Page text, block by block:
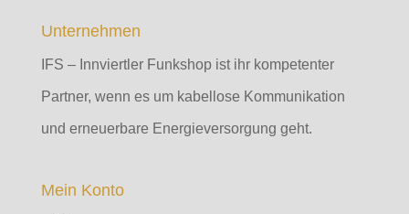
Unternehmen
IFS – Innviertler Funkshop ist ihr kompetenter
Partner, wenn es um kabellose Kommunikation
und erneuerbare Energieversorgung geht.
Mein Konto